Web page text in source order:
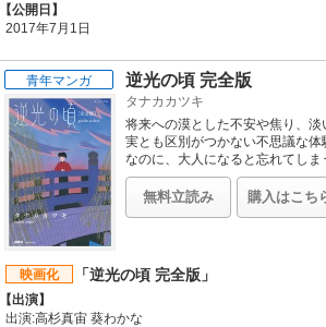
【公開日】
2017年7月1日
青年マンガ 逆光の頃 完全版
タナカカツキ
将来への漠とした不安や焦り、
実とも区別がつかない不思議な
なのに、大人になると忘れてしま
子供と大人の間でゆらめく青年の
リカルに描いたタナカカツキの
雑誌「モーニング」連載用に描き
無料立読み 購入はこち
映画化 「逆光の頃 完全版」
【出演】
出演:高杉真宙 葵わかな